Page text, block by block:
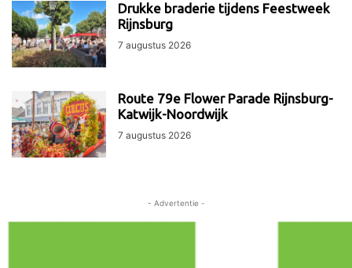
Drukke braderie tijdens Feestweek
Rijnsburg
7 augustus 2026
Route 79e Flower Parade Rijnsburg-
Katwijk-Noordwijk
7 augustus 2026
- Advertentie -